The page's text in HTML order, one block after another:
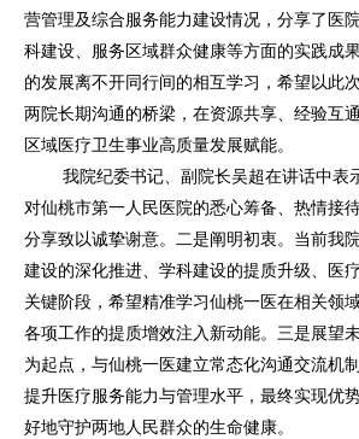
营管理及综合服务能力建设情况，分享了医
科建设、服务区域群众健康等方面的实践成
的发展离不开同行间的相互学习，希望以此
两院长期沟通的桥梁，在资源共享、经验互
区域医疗卫生事业高质量发展赋能。
我院纪委书记、副院长吴超在讲话中表
对仙桃市第一人民医院的悉心筹备、热情接
分享致以诚挚谢意。二是阐明初衷。当前我
建设的深化推进、学科建设的提质升级、医
关键阶段，希望精准学习仙桃一医在相关领
各项工作的提质增效注入新动能。三是展望
为起点，与仙桃一医建立常态化沟通交流机
提升医疗服务能力与管理水平，最终实现优
好地守护两地人民群众的生命健康。